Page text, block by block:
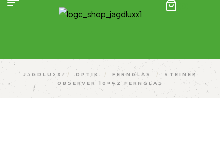
JAGDLUXX / OPTIK / FERNGLAS /
STEINER
OBSERVER 10×42 FERNGLAS